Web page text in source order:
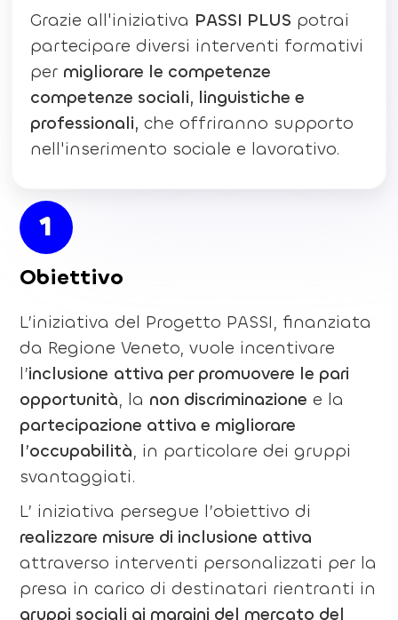
Grazie all'iniziativa PASSI PLUS potrai
partecipare diversi interventi formativi
per migliorare le competenze
competenze sociali, linguistiche e
professionali, che offriranno supporto
nell'inserimento sociale e lavorativo.
1
Obiettivo
L’iniziativa del Progetto PASSI, finanziata
da Regione Veneto, vuole incentivare
l’inclusione attiva per promuovere le pari
opportunità, la non discriminazione e la
partecipazione attiva e migliorare
l’occupabilità, in particolare dei gruppi
svantaggiati.
L’ iniziativa persegue l’obiettivo di
realizzare misure di inclusione attiva
attraverso interventi personalizzati per la
presa in carico di destinatari rientranti in
gruppi sociali ai margini del mercato del